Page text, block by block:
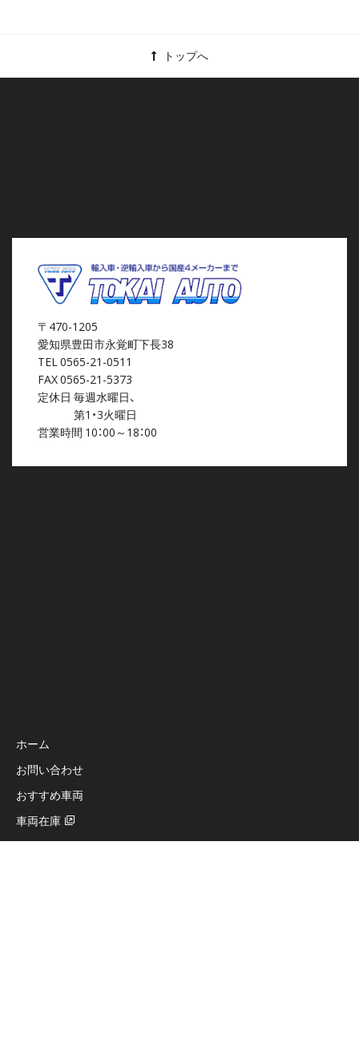
トップへ
〒470-1205
愛知県豊田市永覚町下長38
TEL 0565-21-0511
FAX 0565-21-5373
定休日 毎週水曜日、
第1・3火曜日
営業時間 10：00～18：00
ホーム
お問い合わせ
おすすめ車両
車両在庫
レンタル在庫情報